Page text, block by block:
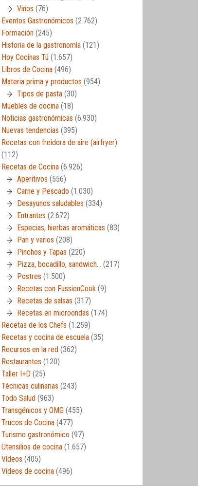
Vinos (76)
Eventos Gastronómicos (2.762)
Formación (245)
Historia de la gastronomía (121)
Hoy Cocinas Tú (1.657)
Libros de Cocina (496)
Materia prima y productos (954)
Tipos de pasta (30)
Muebles de cocina (18)
Noticias gastronómicas (6.930)
Nuevas tendencias (395)
Recetas con freidora de aire (airfryer)
(112)
Recetas de Cocina (6.926)
Aperitivos (556)
Carne y Pescado (1.030)
Desayunos saludables (334)
Entrantes (2.672)
Especias, hierbas aromáticas (83)
Pan y varios (208)
Pinchos y Tapas (220)
Pizza, bocadillo, sandwich… (217)
Postres (1.500)
Recetas con FussionCook (9)
Recetas de salsas (317)
Recetas en microondas (174)
Recetas de los Chefs (1.259)
Recetas y cocina de escuela (35)
Recursos en la red (362)
Restaurantes (120)
Taller I+D (25)
Técnicas culinarias (243)
Todo Salud (963)
Transgénicos y OMG (455)
Trucos de Cocina (477)
Turismo gastronómico (97)
Utensilios de cocina (1.657)
Vídeos (405)
Vídeos de cocina (496)